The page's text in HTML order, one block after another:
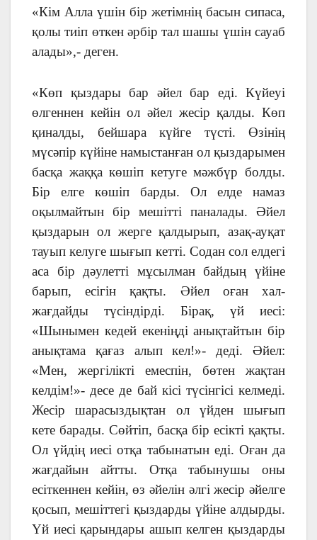
«Кім Алла үшін бір жетімнің басын сипаса,
қолы тиіп өткен әрбір тал шашы үшін сауаб
алады»,- деген.
«Көп қыздары бар әйел бар еді. Күйеуі
өлгеннен кейін ол әйел жесір қалды. Көп
қиналды, бейшара күйге түсті. Өзінің
мүсәпір күйіне намыстанған ол қыздарымен
басқа жаққа көшіп кетуге мәжбүр болды.
Бір елге көшіп барды. Ол елде намаз
оқылмайтын бір мешітті паналады. Әйел
қыздарын ол жерге қалдырып, азақ-ауқат
тауып келуге шығып кетті. Содан сол елдегі
аса бір дәулетті мұсылман байдың үйіне
барып, есігін қақты. Әйел оған хал-
жағдайды түсіндірді. Бірақ, үй иесі:
«Шынымен кедей екеніңді анықтайтын бір
анықтама қағаз алып кел!»- деді. Әйел:
«Мен, жергілікті емеспін, бөтен жақтан
келдім!»- десе де бай кісі түсінгісі келмеді.
Жесір шарасыздықтан ол үйден шығып
кете барады. Сөйтіп, басқа бір есікті қақты.
Ол үйдің иесі отқа табынатын еді. Оған да
жағдайын айтты. Отқа табынушы оны
есіткеннен кейін, өз әйелін әлгі жесір әйелге
қосып, мешіттегі қыздарды үйіне алдырды.
Үй иесі қарындары ашып келген қыздарды